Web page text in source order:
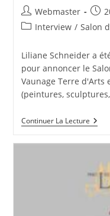
Auteur/autrice
de
Webmaster
PostInterview / Salon
Liliane Schneider a
pour annoncer le
Vaunage Terre
(peintures,
Continuer La Lecture
De
Le
Salon